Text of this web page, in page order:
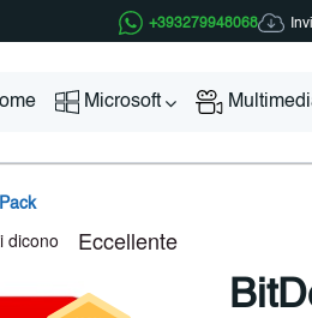
+393279948068
Microsoft